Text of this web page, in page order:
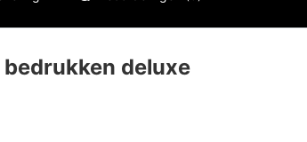
deluxe